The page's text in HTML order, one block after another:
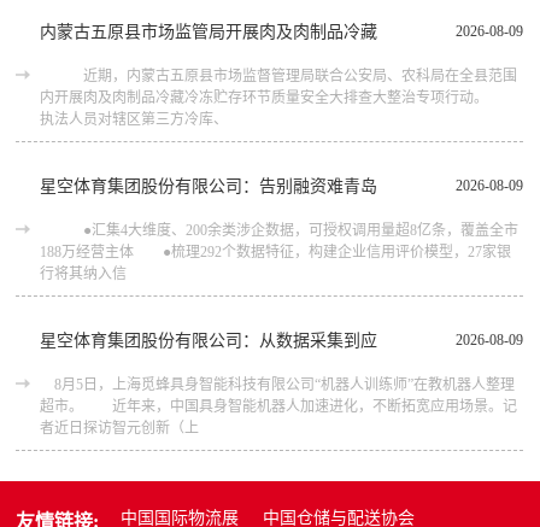
2026-08-09
内蒙古五原县市场监管局开展肉及肉制品冷藏
近期，内蒙古五原县市场监督管理局联合公安局、农科局在全县范围
内开展肉及肉制品冷藏冷冻贮存环节质量安全大排查大整治专项行动。
执法人员对辖区第三方冷库、
2026-08-09
星空体育集团股份有限公司：告别融资难青岛
●汇集4大维度、200余类涉企数据，可授权调用量超8亿条，覆盖全市
188万经营主体 ●梳理292个数据特征，构建企业信用评价模型，27家银
行将其纳入信
2026-08-09
星空体育集团股份有限公司：从数据采集到应
8月5日，上海觅蜂具身智能科技有限公司“机器人训练师”在教机器人整理
超市。 近年来，中国具身智能机器人加速进化，不断拓宽应用场景。记
者近日探访智元创新（上
友情链接: 中国国际物流展 中国仓储与配送协会